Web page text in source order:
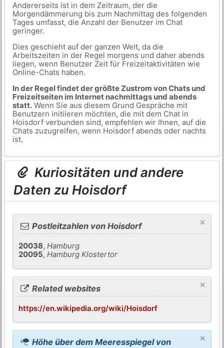
Andererseits ist in dem Zeitraum, der die
Morgendämmerung bis zum Nachmittag des folgenden
Tages umfasst, die Anzahl der Benutzer im Chat
geringer.
Dies geschieht auf der ganzen Welt, da die
Arbeitszeiten in der Regel morgens und daher abends
liegen, wenn Benutzer Zeit für Freizeitaktivitäten wie
Online-Chats haben.
In der Regel findet der größte Zustrom von Chats und
Freizeitseiten im Internet nachmittags und abends
statt.Wenn Sie aus diesem Grund Gespräche mit
Benutzern initiieren möchten, die mit dem Chat in
Hoisdorf verbunden sind, empfehlen wir Ihnen, auf die
Chats zuzugreifen, wenn Hoisdorf abends oder nachts
ist.
Kuriositäten und andere
Daten zu Hoisdorf
×
Postleitzahlen von Hoisdorf
20038,Hamburg
20095,Hamburg Klostertor
×
Related websites
https://en.wikipedia.org/wiki/Hoisdorf
×
Höhe über dem Meeresspiegel von